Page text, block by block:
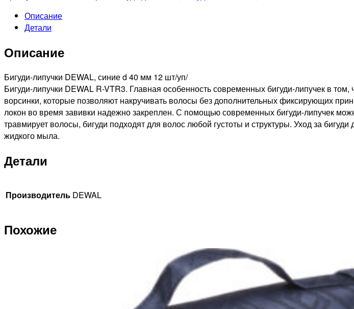
Бигуди-
липучки
d40мм,
Описание
Детали
Описание
Бигуди-липучки DEWAL, синие d 40 мм 12 шт/уп/
Бигуди-липучки DEWAL R-VTR3. Главная особенность современных бигуди-липучек в
ворсинки, которые позволяют накручивать волосы без дополнительных фиксирующих
локон во время завивки надежно закреплен. С помощью современных бигуди-липучек
травмирует волосы, бигуди подходят для волос любой густоты и структуры. Уход за
жидкого мыла.
Детали
Производитель DEWAL
Похожие